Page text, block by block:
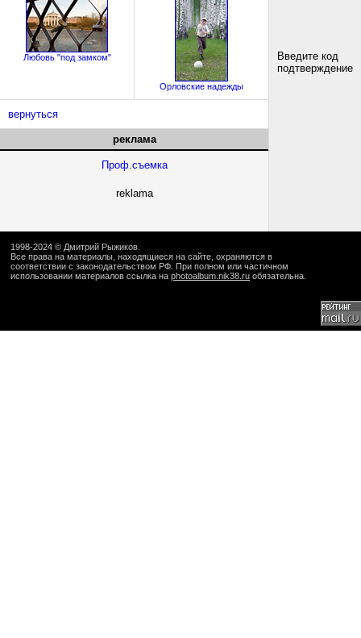
Любовь "под замком"
Орловские надежды
вернуться
реклама
Проф.съемка
reklama
Введите код
подтверждение
1998-2024 © Дмитрий Рыжиков
Все права на материалы, находящиеся на сайте, охраняются в
соответствии с законодательством РФ. При полном или частичном
использовании материалов ссылка на photoalbum.nik38.ru обязательна.